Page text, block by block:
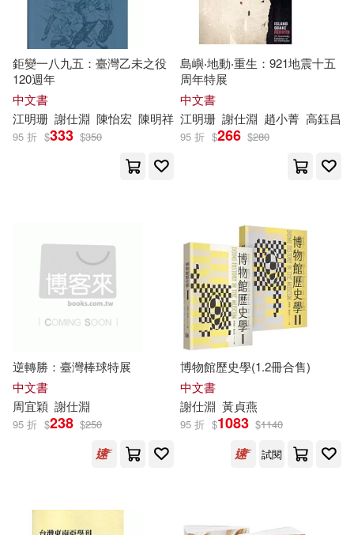
鉅變一八九五：臺灣乙未之役
120週年
中文書
江明珊 謝仕淵 陳怡宏 陳明祥
95 折 $333 $350
島嶼‧地動‧重生：921地震十五
周年特展
中文書
江明珊 謝仕淵 趙小菁 高鈺昌
95 折 $266 $280
逆轉勝：臺灣棒球特展
中文書
周宜穎 謝仕淵
95 折 $238 $250
博物館歷史學(1.2冊合售)
中文書
謝仕淵 黃貞燕
95 折 $1083 $1140
試閱